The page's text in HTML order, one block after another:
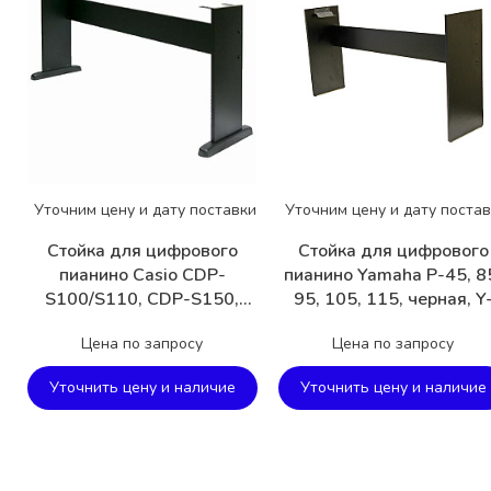
Уточним цену и дату поставки
Стойка для цифрового
пианино Casio CDP-
S100/S110, CDP-S150,
Цена по запросу
Уточнить цену и наличие
Уточним цену и дату
Стойка для цифрового
пианино Yamaha P-45,
95, 105, 115, черная, Y-
Цена по запросу
Уточнить цену и наличие